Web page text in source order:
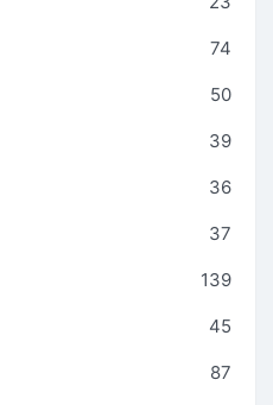
74
50
39
36
37
139
45
87